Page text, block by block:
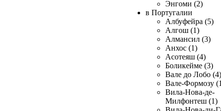
Энгоми (2)
в Португалии
Албуфейра (5)
Алгош (1)
Алмансил (3)
Анхос (1)
Асотеяш (4)
Боликейме (3)
Вале до Лобо (4)
Вале-Формозу
Вила-Нова-де-
Милфонтеш (1)